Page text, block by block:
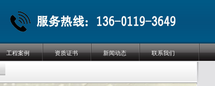
工程案例 资质证书 新闻动态 联系我们